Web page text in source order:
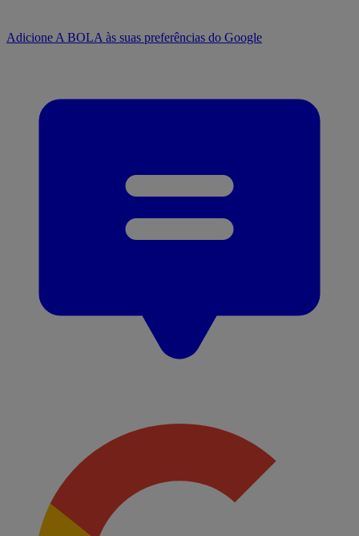
Adicione A BOLA às suas preferências do Google